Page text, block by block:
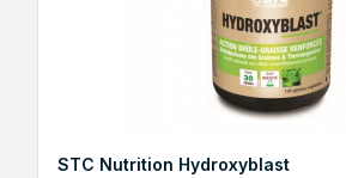
STC Nutrition Hydroxyblast